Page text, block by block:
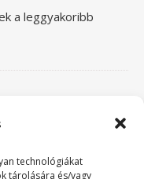
technológiákat
tárolására és/vagy
a leggyakoribb